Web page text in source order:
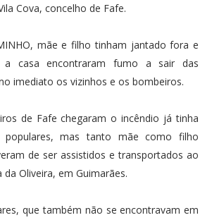
Cova, concelho de Fafe.
mãe e filho tinham jantado fora e
a casa encontraram fumo a sair das
imediato os vizinhos e os bombeiros.
de Fafe chegaram o incêndio já tinha
populares, mas tanto mãe como filho
de ser assistidos e transportados ao
da Oliveira, em Guimarães.
que também não se encontravam em